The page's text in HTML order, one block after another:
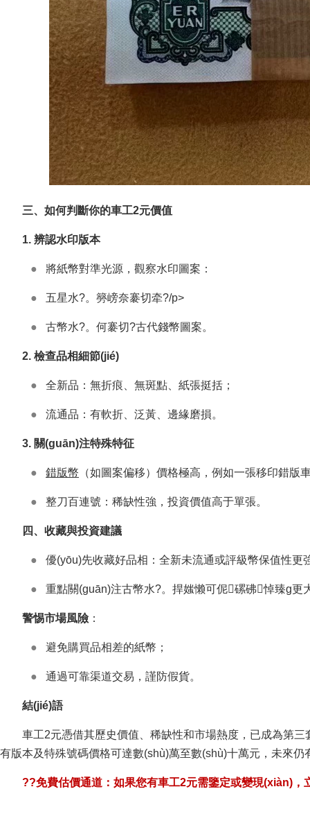
三、如何判斷你的車工2元價值
1. 辨認水印版本
● 將紙幣對準光源，觀察水印圖案：
● 五星水?。簩嵭奈褰切牵?/p>
● 古幣水?。何褰切?古代錢幣圖案。
2. 檢查品相細節(jié)
● 全新品：無折痕、無斑點、紙張挺括；
● 流通品：有軟折、泛黃、邊緣磨損。
3. 關(guān)注特殊特征
● 錯版幣 （如圖案偏移）價格極高，例如一張移印錯版車
● 整刀百連號：稀缺性強，投資價值高于單張。
四、收藏與投資建議
● 優(yōu)先收藏好品相：全新未流通或評級幣保值性更強
● 重點關(guān)注古幣水?。捍媸懒可伲磥砩悼臻g更大
警惕市場風險 ：
● 避免購買品相差的紙幣；
● 通過可靠渠道交易，謹防假貨。
結(jié)語
車工2元憑借其歷史價值、稀缺性和市場熱度，已成為第三
有版本及特殊號碼價格可達數(shù)萬至數(shù)十萬元，未來仍
??免費估價通道：如果您有車工2元需鑒定或變現(xiàn)，立